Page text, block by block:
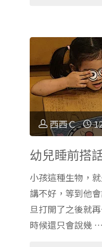
尿
就
怕
手
滑
摔
小
西西Ｃ
幼兒睡前搭
小孩這種生物，
講不好，等到他
旦打開了之後就
時候還只會說幾 …